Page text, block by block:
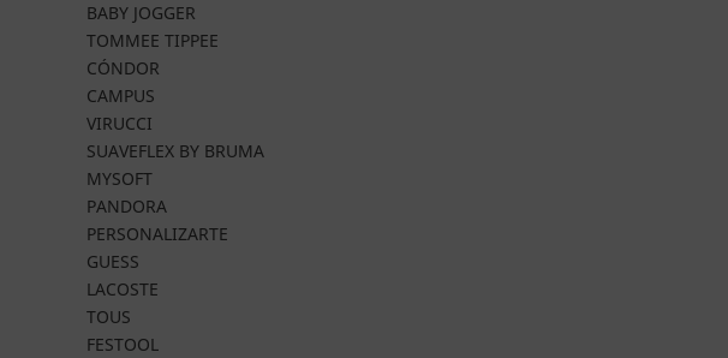
BABY JOGGER
TOMMEE TIPPEE
CÓNDOR
CAMPUS
VIRUCCI
SUAVEFLEX BY BRUMA
MYSOFT
PANDORA
PERSONALIZARTE
GUESS
LACOSTE
TOUS
FESTOOL